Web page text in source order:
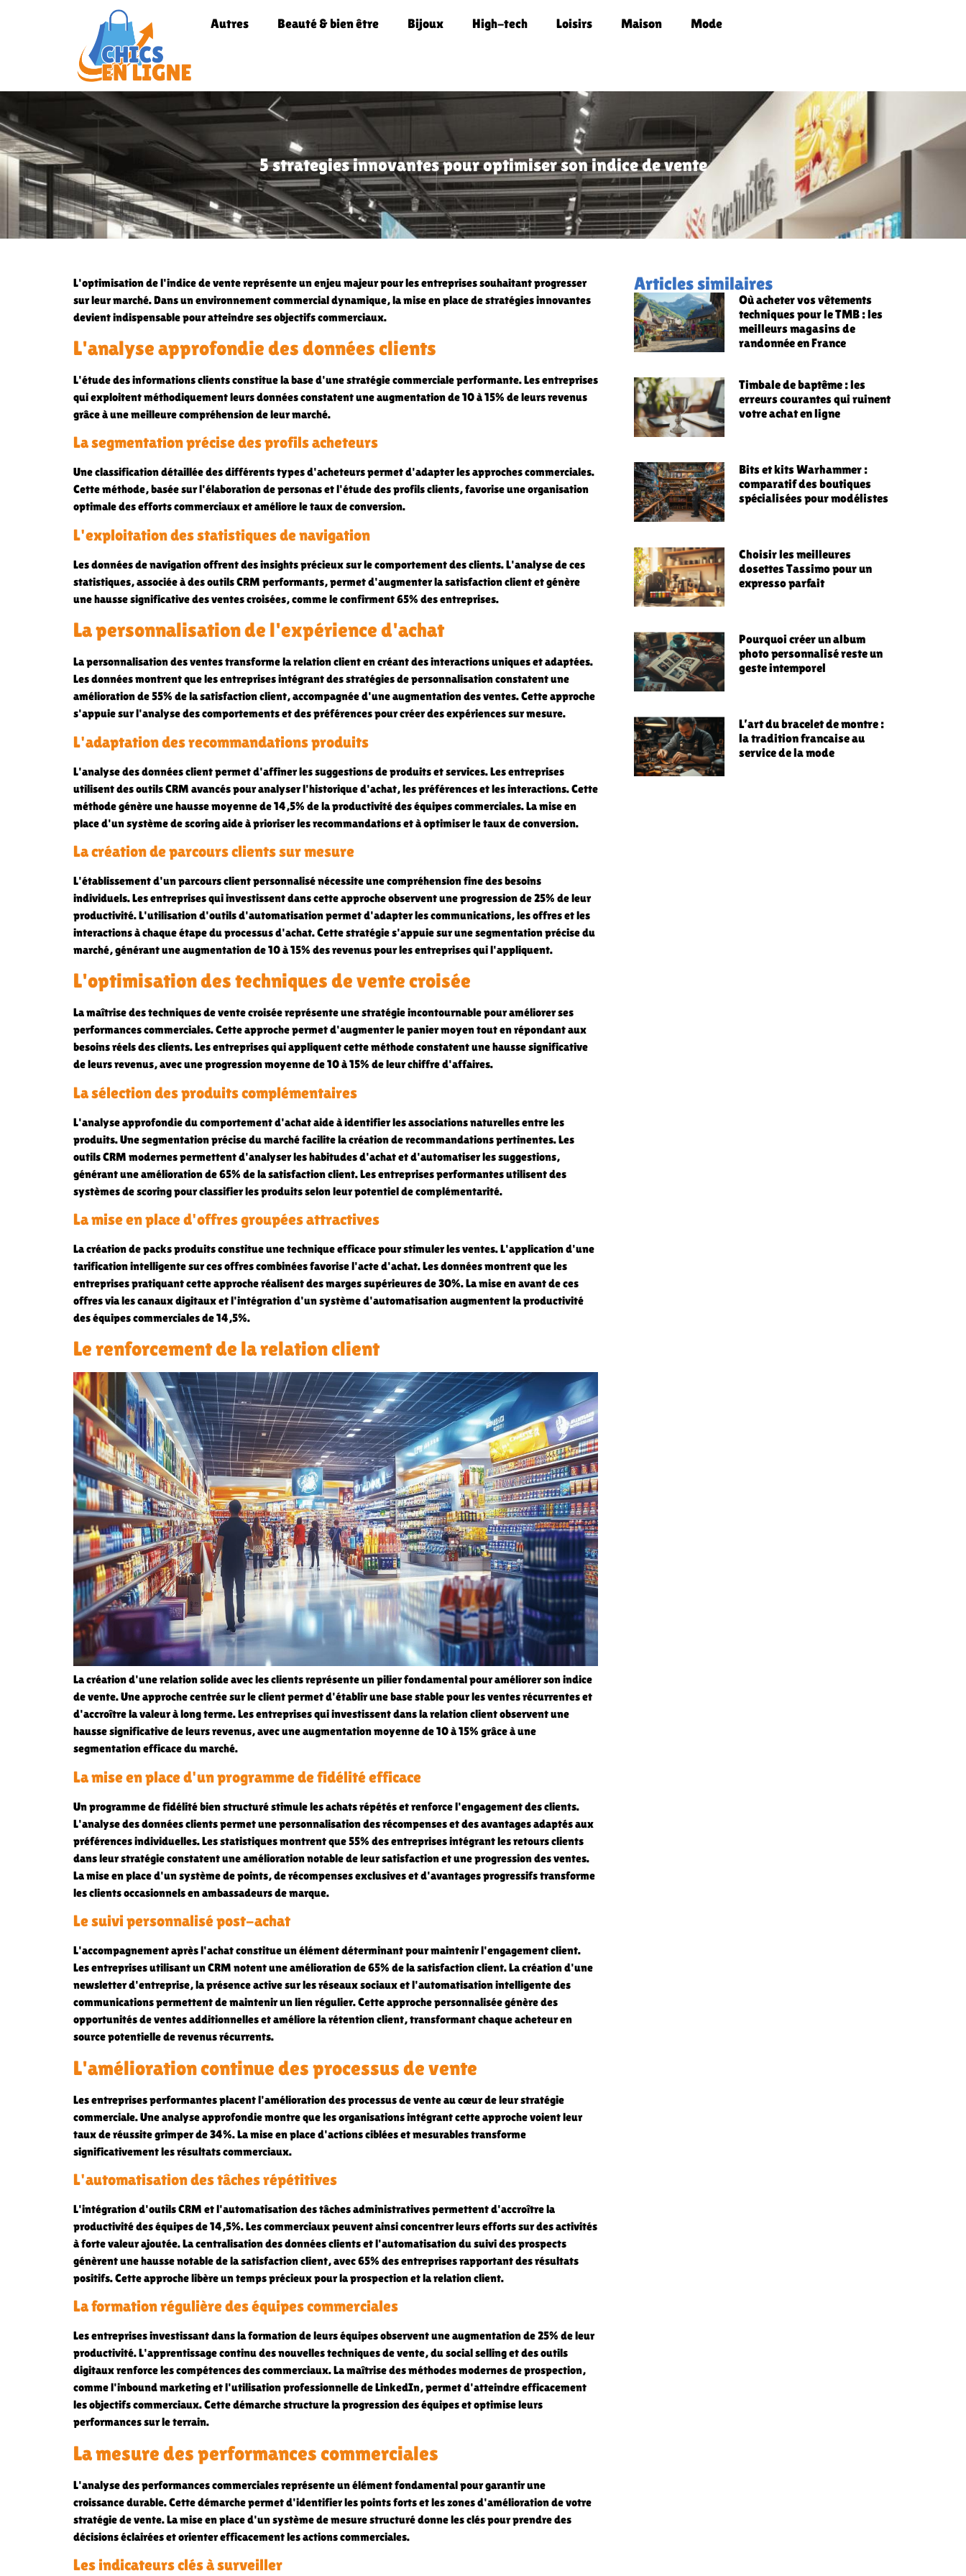
Autres Beauté & bien être Bijoux High-tech Loisirs Maison Mode
5 strategies innovantes pour optimiser son indice de vente
L'optimisation de l'indice de vente représente un enjeu majeur pour les entreprises souhaitant progresser
sur leur marché. Dans un environnement commercial dynamique, la mise en place de stratégies innovantes
devient indispensable pour atteindre ses objectifs commerciaux.
L'analyse approfondie des données clients
L'étude des informations clients constitue la base d'une stratégie commerciale performante. Les entreprises
qui exploitent méthodiquement leurs données constatent une augmentation de 10 à 15% de leurs revenus
grâce à une meilleure compréhension de leur marché.
La segmentation précise des profils acheteurs
Une classification détaillée des différents types d'acheteurs permet d'adapter les approches commerciales.
Cette méthode, basée sur l'élaboration de personas et l'étude des profils clients, favorise une organisation
optimale des efforts commerciaux et améliore le taux de conversion.
L'exploitation des statistiques de navigation
Les données de navigation offrent des insights précieux sur le comportement des clients. L'analyse de ces
statistiques, associée à des outils CRM performants, permet d'augmenter la satisfaction client et génère
une hausse significative des ventes croisées, comme le confirment 65% des entreprises.
La personnalisation de l'expérience d'achat
La personnalisation des ventes transforme la relation client en créant des interactions uniques et adaptées.
Les données montrent que les entreprises intégrant des stratégies de personnalisation constatent une
amélioration de 55% de la satisfaction client, accompagnée d'une augmentation des ventes. Cette approche
s'appuie sur l'analyse des comportements et des préférences pour créer des expériences sur mesure.
L'adaptation des recommandations produits
L'analyse des données client permet d'affiner les suggestions de produits et services. Les entreprises
utilisent des outils CRM avancés pour analyser l'historique d'achat, les préférences et les interactions. Cette
méthode génère une hausse moyenne de 14,5% de la productivité des équipes commerciales. La mise en
place d'un système de scoring aide à prioriser les recommandations et à optimiser le taux de conversion.
La création de parcours clients sur mesure
L'établissement d'un parcours client personnalisé nécessite une compréhension fine des besoins
individuels. Les entreprises qui investissent dans cette approche observent une progression de 25% de leur
productivité. L'utilisation d'outils d'automatisation permet d'adapter les communications, les offres et les
interactions à chaque étape du processus d'achat. Cette stratégie s'appuie sur une segmentation précise du
marché, générant une augmentation de 10 à 15% des revenus pour les entreprises qui l'appliquent.
L'optimisation des techniques de vente croisée
La maîtrise des techniques de vente croisée représente une stratégie incontournable pour améliorer ses
performances commerciales. Cette approche permet d'augmenter le panier moyen tout en répondant aux
besoins réels des clients. Les entreprises qui appliquent cette méthode constatent une hausse significative
de leurs revenus, avec une progression moyenne de 10 à 15% de leur chiffre d'affaires.
La sélection des produits complémentaires
L'analyse approfondie du comportement d'achat aide à identifier les associations naturelles entre les
produits. Une segmentation précise du marché facilite la création de recommandations pertinentes. Les
outils CRM modernes permettent d'analyser les habitudes d'achat et d'automatiser les suggestions,
générant une amélioration de 65% de la satisfaction client. Les entreprises performantes utilisent des
systèmes de scoring pour classifier les produits selon leur potentiel de complémentarité.
La mise en place d'offres groupées attractives
La création de packs produits constitue une technique efficace pour stimuler les ventes. L'application d'une
tarification intelligente sur ces offres combinées favorise l'acte d'achat. Les données montrent que les
entreprises pratiquant cette approche réalisent des marges supérieures de 30%. La mise en avant de ces
offres via les canaux digitaux et l'intégration d'un système d'automatisation augmentent la productivité
des équipes commerciales de 14,5%.
Le renforcement de la relation client
La création d'une relation solide avec les clients représente un pilier fondamental pour améliorer son indice
de vente. Une approche centrée sur le client permet d'établir une base stable pour les ventes récurrentes et
d'accroître la valeur à long terme. Les entreprises qui investissent dans la relation client observent une
hausse significative de leurs revenus, avec une augmentation moyenne de 10 à 15% grâce à une
segmentation efficace du marché.
La mise en place d'un programme de fidélité efficace
Un programme de fidélité bien structuré stimule les achats répétés et renforce l'engagement des clients.
L'analyse des données clients permet une personnalisation des récompenses et des avantages adaptés aux
préférences individuelles. Les statistiques montrent que 55% des entreprises intégrant les retours clients
dans leur stratégie constatent une amélioration notable de leur satisfaction et une progression des ventes.
La mise en place d'un système de points, de récompenses exclusives et d'avantages progressifs transforme
les clients occasionnels en ambassadeurs de marque.
Le suivi personnalisé post-achat
L'accompagnement après l'achat constitue un élément déterminant pour maintenir l'engagement client.
Les entreprises utilisant un CRM notent une amélioration de 65% de la satisfaction client. La création d'une
newsletter d'entreprise, la présence active sur les réseaux sociaux et l'automatisation intelligente des
communications permettent de maintenir un lien régulier. Cette approche personnalisée génère des
opportunités de ventes additionnelles et améliore la rétention client, transformant chaque acheteur en
source potentielle de revenus récurrents.
L'amélioration continue des processus de vente
Les entreprises performantes placent l'amélioration des processus de vente au cœur de leur stratégie
commerciale. Une analyse approfondie montre que les organisations intégrant cette approche voient leur
taux de réussite grimper de 34%. La mise en place d'actions ciblées et mesurables transforme
significativement les résultats commerciaux.
L'automatisation des tâches répétitives
L'intégration d'outils CRM et l'automatisation des tâches administratives permettent d'accroître la
productivité des équipes de 14,5%. Les commerciaux peuvent ainsi concentrer leurs efforts sur des activités
à forte valeur ajoutée. La centralisation des données clients et l'automatisation du suivi des prospects
génèrent une hausse notable de la satisfaction client, avec 65% des entreprises rapportant des résultats
positifs. Cette approche libère un temps précieux pour la prospection et la relation client.
La formation régulière des équipes commerciales
Les entreprises investissant dans la formation de leurs équipes observent une augmentation de 25% de leur
productivité. L'apprentissage continu des nouvelles techniques de vente, du social selling et des outils
digitaux renforce les compétences des commerciaux. La maîtrise des méthodes modernes de prospection,
comme l'inbound marketing et l'utilisation professionnelle de LinkedIn, permet d'atteindre efficacement
les objectifs commerciaux. Cette démarche structure la progression des équipes et optimise leurs
performances sur le terrain.
La mesure des performances commerciales
L'analyse des performances commerciales représente un élément fondamental pour garantir une
croissance durable. Cette démarche permet d'identifier les points forts et les zones d'amélioration de votre
stratégie de vente. La mise en place d'un système de mesure structuré donne les clés pour prendre des
décisions éclairées et orienter efficacement les actions commerciales.
Les indicateurs clés à surveiller
Articles similaires
Où acheter vos vêtements
techniques pour le TMB : les
meilleurs magasins de
randonnée en France
Timbale de baptême : les
erreurs courantes qui ruinent
votre achat en ligne
Bits et kits Warhammer :
comparatif des boutiques
spécialisées pour modélistes
Choisir les meilleures
dosettes Tassimo pour un
expresso parfait
Pourquoi créer un album
photo personnalisé reste un
geste intemporel
L’art du bracelet de montre :
la tradition francaise au
service de la mode